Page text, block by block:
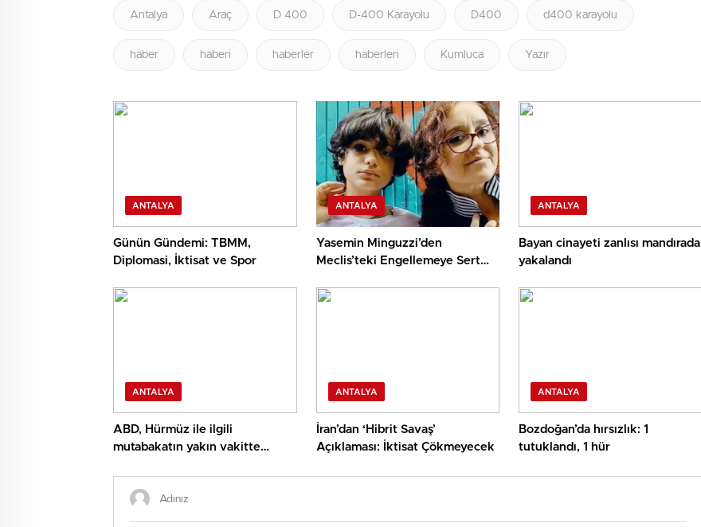
Antalya Araç D 400 D-400 Karayolu D400 d400 karayolu
haber haberi haberler haberleri Kumluca Yazır
ANTALYA
Günün Gündemi: TBMM,
Diplomasi, İktisat ve Spor
ANTALYA
Yasemin Minguzzi’den
Meclis’teki Engellemeye Sert
ANTALYA
Bayan cinayeti zanlısı mandırada
yakalandı
ANTALYA
ABD, Hürmüz ile ilgili
mutabakatın yakın vakitte
ANTALYA
İran’dan ‘Hibrit Savaş’
Açıklaması: İktisat Çökmeyecek
ANTALYA
Bozdoğan’da hırsızlık: 1
tutuklandı, 1 hür